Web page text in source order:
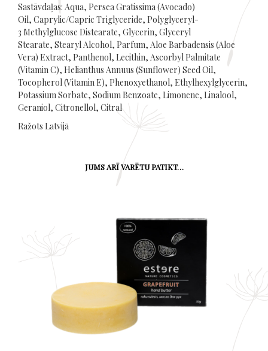
Sastāvdaļas: Aqua, Persea Gratissima (Avocado)
Oil, Caprylic/Capric Triglyceride, Polyglyceryl-
3 Methylglucose Distearate, Glycerin, Glyceryl
Stearate, Stearyl Alcohol, Parfum, Aloe Barbadensis (Aloe
Vera) Extract, Panthenol, Lecithin, Ascorbyl Palmitate
(Vitamin C), Helianthus Annuus (Sunflower) Seed Oil,
Tocopherol (Vitamin E), Phenoxyethanol, Ethylhexylglycerin,
Potassium Sorbate, Sodium Benzoate, Limonene, Linalool,
Geraniol, Citronellol, Citral
Ražots Latvijā
JUMS ARĪ VARĒTU PATIKT…